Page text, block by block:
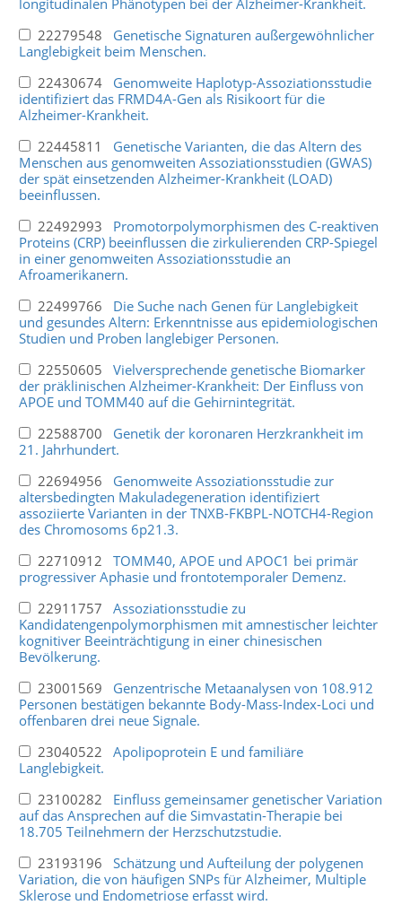
22279548 Genetische Signaturen außergewöhnlicher
Langlebigkeit beim Menschen.
22430674 Genomweite Haplotyp-Assoziationsstudie
identifiziert das FRMD4A-Gen als Risikoort für die
Alzheimer-Krankheit.
22445811 Genetische Varianten, die das Altern des
Menschen aus genomweiten Assoziationsstudien (GWAS)
der spät einsetzenden Alzheimer-Krankheit (LOAD)
beeinflussen.
22492993 Promotorpolymorphismen des C-reaktiven
Proteins (CRP) beeinflussen die zirkulierenden CRP-Spiegel
in einer genomweiten Assoziationsstudie an
Afroamerikanern.
22499766 Die Suche nach Genen für Langlebigkeit
und gesundes Altern: Erkenntnisse aus epidemiologischen
Studien und Proben langlebiger Personen.
22550605 Vielversprechende genetische Biomarker
der präklinischen Alzheimer-Krankheit: Der Einfluss von
APOE und TOMM40 auf die Gehirnintegrität.
22588700 Genetik der koronaren Herzkrankheit im
21. Jahrhundert.
22694956 Genomweite Assoziationsstudie zur
altersbedingten Makuladegeneration identifiziert
assoziierte Varianten in der TNXB-FKBPL-NOTCH4-Region
des Chromosoms 6p21.3.
22710912 TOMM40, APOE und APOC1 bei primär
progressiver Aphasie und frontotemporaler Demenz.
22911757 Assoziationsstudie zu
Kandidatengenpolymorphismen mit amnestischer leichter
kognitiver Beeinträchtigung in einer chinesischen
Bevölkerung.
23001569 Genzentrische Metaanalysen von 108.912
Personen bestätigen bekannte Body-Mass-Index-Loci und
offenbaren drei neue Signale.
23040522 Apolipoprotein E und familiäre
Langlebigkeit.
23100282 Einfluss gemeinsamer genetischer Variation
auf das Ansprechen auf die Simvastatin-Therapie bei
18.705 Teilnehmern der Herzschutzstudie.
23193196 Schätzung und Aufteilung der polygenen
Variation, die von häufigen SNPs für Alzheimer, Multiple
Sklerose und Endometriose erfasst wird.